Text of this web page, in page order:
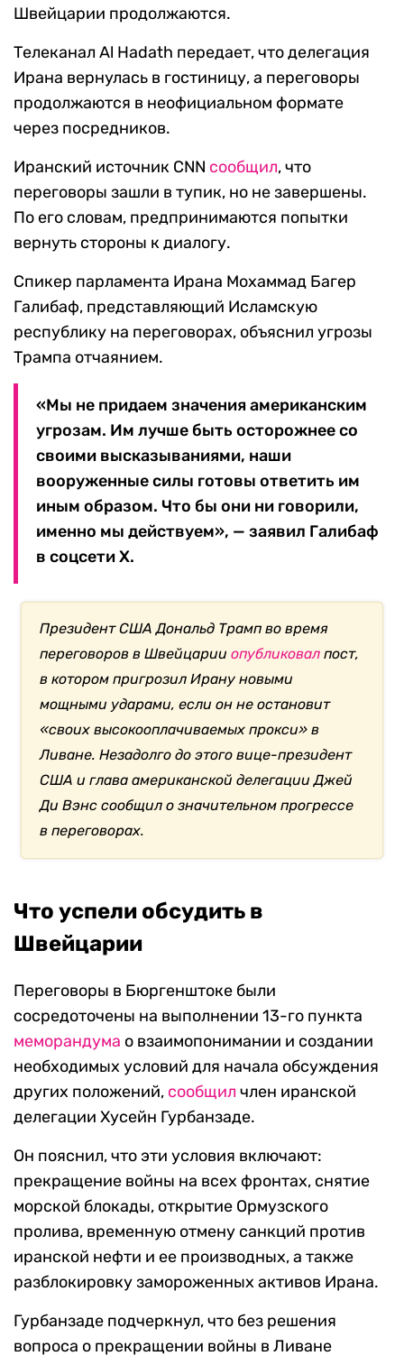
Швейцарии продолжаются.
Телеканал Al Hadath передает, что делегация
Ирана вернулась в гостиницу, а переговоры
продолжаются в неофициальном формате
через посредников.
Иранский источник CNN сообщил, что
переговоры зашли в тупик, но не завершены.
По его словам, предпринимаются попытки
вернуть стороны к диалогу.
Спикер парламента Ирана Мохаммад Багер
Галибаф, представляющий Исламскую
республику на переговорах, объяснил угрозы
Трампа отчаянием.
«Мы не придаем значения американским
угрозам. Им лучше быть осторожнее со
своими высказываниями, наши
вооруженные силы готовы ответить им
иным образом. Что бы они ни говорили,
именно мы действуем», — заявил Галибаф
в соцсети Х.
Президент США Дональд Трамп во время
переговоров в Швейцарииопубликовал пост,
в котором пригрозил Ирану новыми
мощными ударами, если он не остановит
«своих высокооплачиваемых прокси» в
Ливане. Незадолго до этого вице-президент
США и глава американской делегации Джей
Ди Вэнс сообщил о значительном прогрессе
в переговорах.
Что успели обсудить в
Швейцарии
Переговоры в Бюргенштоке были
сосредоточены на выполнении 13-го пункта
меморандума о взаимопонимании и создании
необходимых условий для начала обсуждения
других положений, сообщил член иранской
делегации Хусейн Гурбанзаде.
Он пояснил, что эти условия включают:
прекращение войны на всех фронтах, снятие
морской блокады, открытие Ормузского
пролива, временную отмену санкций против
иранской нефти и ее производных, а также
разблокировку замороженных активов Ирана.
Гурбанзаде подчеркнул, что без решения
вопроса о прекращении войны в Ливане